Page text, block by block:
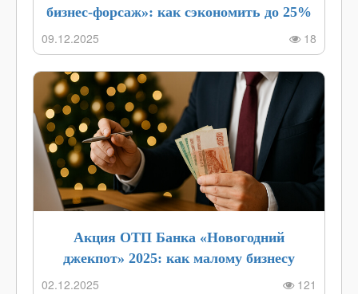
бизнес-форсаж»: как сэкономить до 25%
на РКО в декабре 2025 года
09.12.2025 18
Акция ОТП Банка «Новогодний
джекпот» 2025: как малому бизнесу
получить бесплатное РКО навсегда
02.12.2025 121